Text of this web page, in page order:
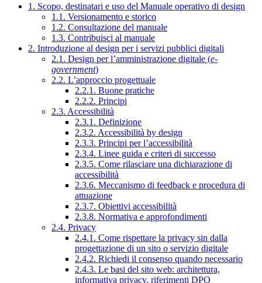
1. Scopo, destinatari e uso del Manuale operativo di design
1.1. Versionamento e storico
1.2. Consultazione del manuale
1.3. Contribuisci al manuale
2. Introduzione al design per i servizi pubblici digitali
2.1. Design per l’amministrazione digitale (e-
government)
2.2. L’approccio progettuale
2.2.1. Buone pratiche
2.2.2. Principi
2.3. Accessibilità
2.3.1. Definizione
2.3.2. Accessibilità by design
2.3.3. Principi per l’accessibilità
2.3.4. Linee guida e criteri di successo
2.3.5. Come rilasciare una dichiarazione di
accessibilità
2.3.6. Meccanismo di feedback e procedura di
attuazione
2.3.7. Obiettivi accessibilità
2.3.8. Normativa e approfondimenti
2.4. Privacy
2.4.1. Come rispettare la privacy sin dalla
progettazione di un sito o servizio digitale
2.4.2. Richiedi il consenso quando necessario
2.4.3. Le basi del sito web: architettura,
informativa privacy, riferimenti DPO